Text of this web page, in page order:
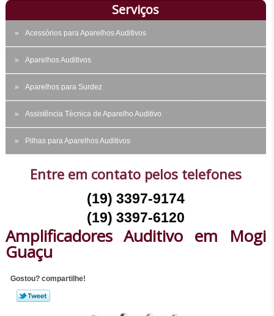
Serviços
Acessórios para Aparelhos Auditivos
Aparelhos Auditivos
Aparelhos para Surdez
Assistência Técnica de Aparelho Auditivo
Pilhas para Aparelhos Auditivos
Entre em contato pelos telefones
(19) 3397-9174
(19) 3397-6120
Amplificadores Auditivo em Mogi
Guaçu
Gostou? compartilhe!